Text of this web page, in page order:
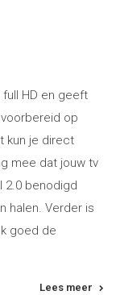
full HD en geeft
op
kun je direct
mee dat jouw tv
2.0 benodigd
halen. Verder is
goed de
Lees meer